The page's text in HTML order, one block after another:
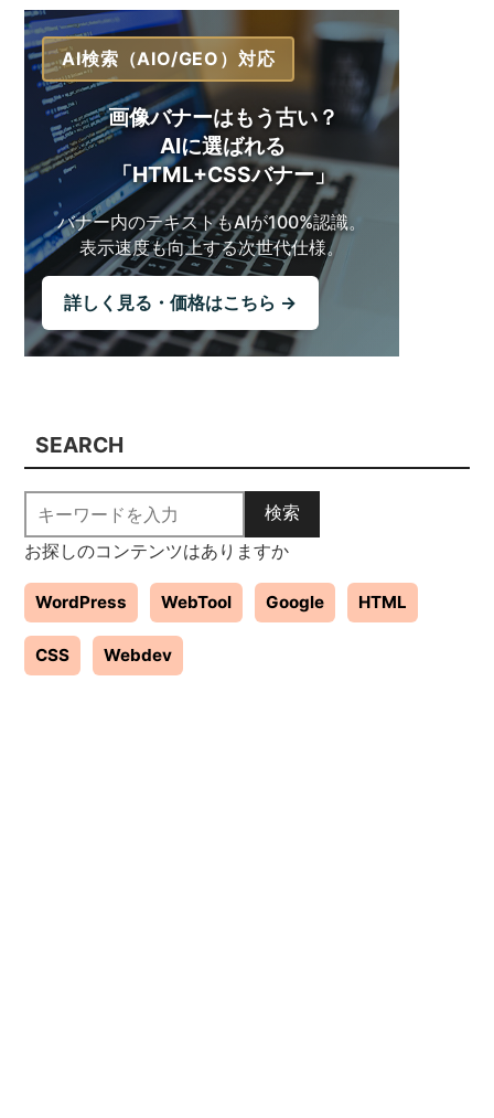
AI検索（AIO/GEO）対応
画像バナーはもう古い？
AIに選ばれる
「HTML+CSSバナー」
バナー内のテキストもAIが100%認識。
表示速度も向上する次世代仕様。
詳しく見る・価格はこちら →
SEARCH
検索
お探しのコンテンツはありますか
WordPress WebTool Google HTML
CSS Webdev